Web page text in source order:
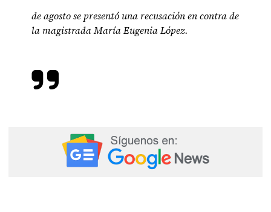
de agosto se presentó una recusación en contra de
la magistrada María Eugenia López.